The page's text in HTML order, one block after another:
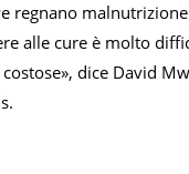
regnano
alle cure è molto
dice David